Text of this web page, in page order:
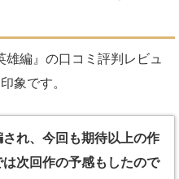
編』の口コミ評判レビュ
象です。
され、今回も期待以上の作
次回作の予感もしたので